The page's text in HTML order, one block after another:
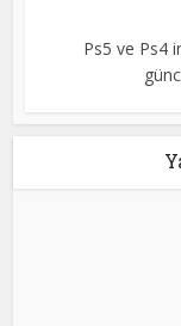
Ps5 ve Ps4